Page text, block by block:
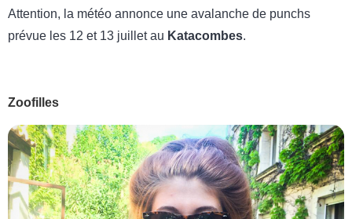
Attention, la météo annonce une avalanche de punchs
prévue les 12 et 13 juillet au Katacombes.
Zoofilles